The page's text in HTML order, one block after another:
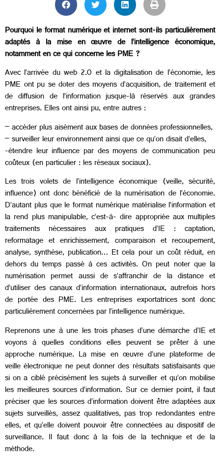
Pourquoi le format numérique et internet sont-ils particulièrement
adaptés à la mise en œuvre de l’intelligence économique,
notamment en ce qui concerne les PME ?
Avec l’arrivée du web 2.0 et la digitalisation de l’économie, les
PME ont pu se doter des moyens d’acquisition, de traitement et
de diffusion de l’information jusque-là réservés aux grandes
entreprises. Elles ont ainsi pu, entre autres :
– accéder plus aisément aux bases de données professionnelles,
– surveiller leur environnement ainsi que ce qu’on disait d’elles,
-étendre leur influence par des moyens de communication peu
coûteux (en particulier : les réseaux sociaux).
Les trois volets de l’intelligence économique (veille, sécurité,
influence) ont donc bénéficié de la numérisation de l’économie.
D’autant plus que le format numérique matérialise l’information et
la rend plus manipulable, c’est-à- dire appropriée aux multiples
traitements nécessaires aux pratiques d’IE : captation,
reformatage et enrichissement, comparaison et recoupement,
analyse, synthèse, publication… Et cela pour un coût réduit, en
dehors du temps passé à ces activités. On peut noter que la
numérisation permet aussi de s’affranchir de la distance et
d’utiliser des canaux d’information internationaux, autrefois hors
de portée des PME. Les entreprises exportatrices sont donc
particulièrement concernées par l’intelligence numérique.
Reprenons une à une les trois phases d’une démarche d’IE et
voyons à quelles conditions elles peuvent se prêter à une
approche numérique. La mise en œuvre d’une plateforme de
veille électronique ne peut donner des résultats satisfaisants que
si on a ciblé précisément les sujets à surveiller et qu’on mobilise
les meilleures sources d’information. Sur ce dernier point, il faut
préciser que les sources d’information doivent être adaptées aux
sujets surveillés, assez qualitatives, pas trop redondantes entre
elles, et qu’elle doivent pouvoir être connectées au dispositif de
surveillance. Il faut donc à la fois de la technique et de la
méthode.